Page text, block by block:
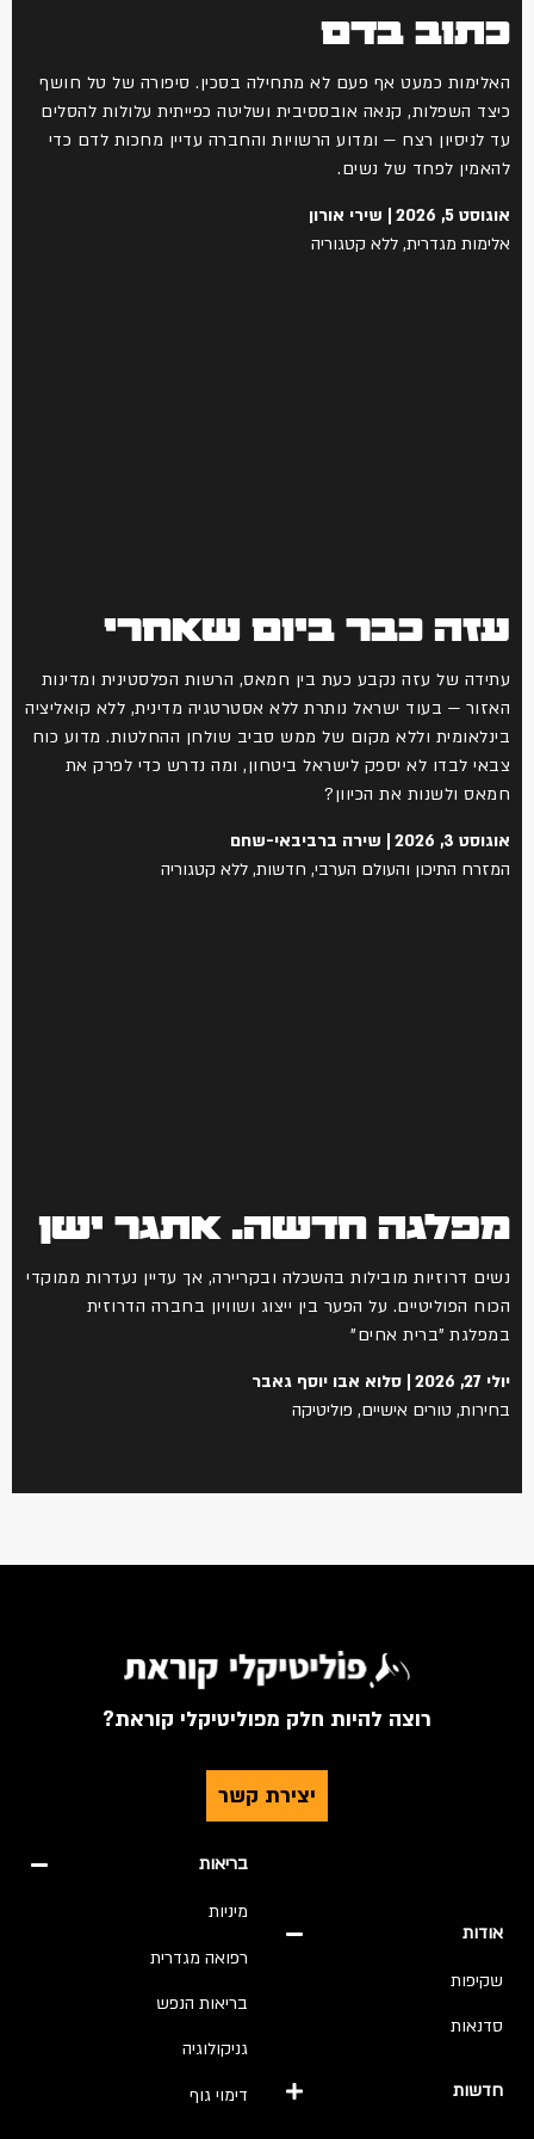
כתוב בדם
האלימות כמעט אף פעם לא מתחילה בסכין. סיפורה של טל חושף
כיצד השפלות, קנאה אובססיבית ושליטה כפייתית עלולות להסלים
עד לניסיון רצח — ומדוע הרשויות והחברה עדיין מחכות לדם כדי
להאמין לפחד של נשים.
אוגוסט 5, 2026
שירי אורון
אלימות מגדרית, ללא קטגוריה
עזה כבר ביום שאחרי
עתידה של עזה נקבע כעת בין חמאס, הרשות הפלסטינית ומדינות
האזור — בעוד ישראל נותרת ללא אסטרטגיה מדינית, ללא קואליציה
בינלאומית וללא מקום של ממש סביב שולחן ההחלטות. מדוע כוח
צבאי לבדו לא יספק לישראל ביטחון, ומה נדרש כדי לפרק את
חמאס ולשנות את הכיוון?
אוגוסט 3, 2026
שירה ברביבאי-שחם
המזרח התיכון והעולם הערבי, חדשות, ללא קטגוריה
מפלגה חדשה. אתגר ישן
נשים דרוזיות מובילות בהשכלה ובקריירה, אך עדיין נעדרות ממוקדי
הכוח הפוליטיים. על הפער בין ייצוג ושוויון בחברה הדרוזית
במפלגת "ברית אחים"
יולי 27, 2026
סלוא אבו יוסף גאבר
בחירות, טורים אישיים, פוליטיקה
רוצה להיות חלק מפוליטיקלי קוראת?
יצירת קשר
אודות
שקיפות
סדנאות
חדשות
בריאות
מיניות
רפואה מגדרית
בריאות הנפש
גניקולוגיה
דימוי גוף